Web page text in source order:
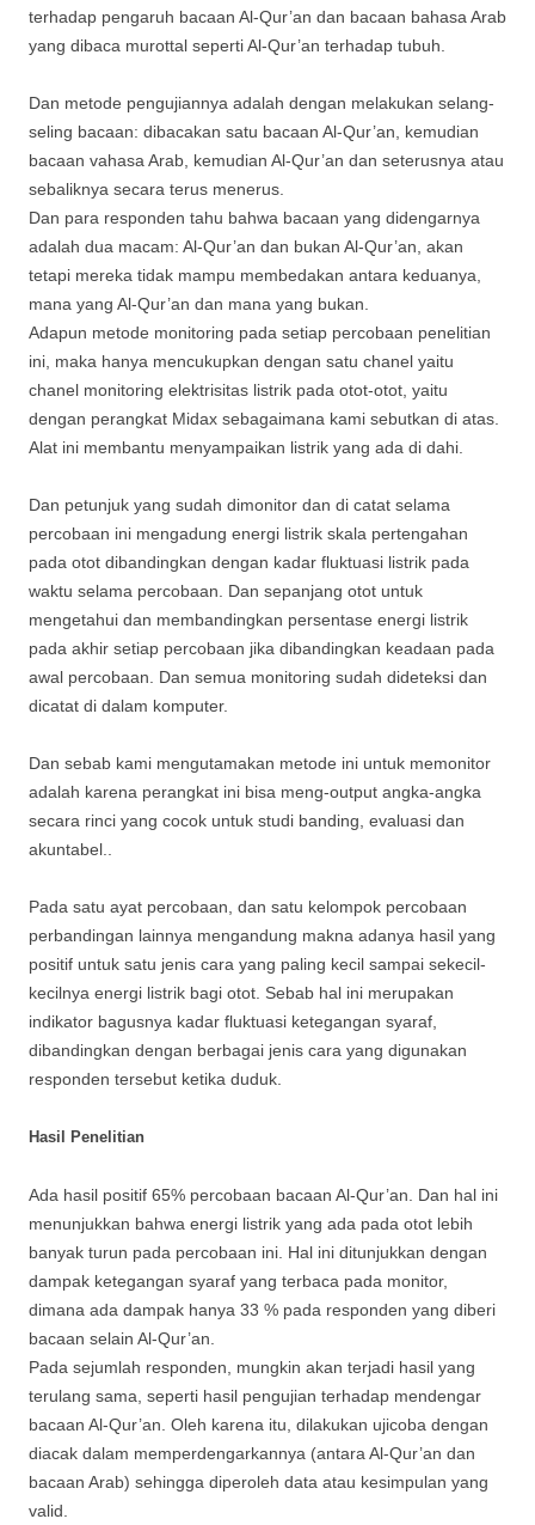
terhadap pengaruh bacaan Al-Qur’an dan bacaan bahasa Arab
yang dibaca murottal seperti Al-Qur’an terhadap tubuh.
Dan metode pengujiannya adalah dengan melakukan selang-
seling bacaan: dibacakan satu bacaan Al-Qur’an, kemudian
bacaan vahasa Arab, kemudian Al-Qur’an dan seterusnya atau
sebaliknya secara terus menerus.
Dan para responden tahu bahwa bacaan yang didengarnya
adalah dua macam: Al-Qur’an dan bukan Al-Qur’an, akan
tetapi mereka tidak mampu membedakan antara keduanya,
mana yang Al-Qur’an dan mana yang bukan.
Adapun metode monitoring pada setiap percobaan penelitian
ini, maka hanya mencukupkan dengan satu chanel yaitu
chanel monitoring elektrisitas listrik pada otot-otot, yaitu
dengan perangkat Midax sebagaimana kami sebutkan di atas.
Alat ini membantu menyampaikan listrik yang ada di dahi.
Dan petunjuk yang sudah dimonitor dan di catat selama
percobaan ini mengadung energi listrik skala pertengahan
pada otot dibandingkan dengan kadar fluktuasi listrik pada
waktu selama percobaan. Dan sepanjang otot untuk
mengetahui dan membandingkan persentase energi listrik
pada akhir setiap percobaan jika dibandingkan keadaan pada
awal percobaan. Dan semua monitoring sudah dideteksi dan
dicatat di dalam komputer.
Dan sebab kami mengutamakan metode ini untuk memonitor
adalah karena perangkat ini bisa meng-output angka-angka
secara rinci yang cocok untuk studi banding, evaluasi dan
akuntabel..
Pada satu ayat percobaan, dan satu kelompok percobaan
perbandingan lainnya mengandung makna adanya hasil yang
positif untuk satu jenis cara yang paling kecil sampai sekecil-
kecilnya energi listrik bagi otot. Sebab hal ini merupakan
indikator bagusnya kadar fluktuasi ketegangan syaraf,
dibandingkan dengan berbagai jenis cara yang digunakan
responden tersebut ketika duduk.
Hasil Penelitian
Ada hasil positif 65% percobaan bacaan Al-Qur’an. Dan hal ini
menunjukkan bahwa energi listrik yang ada pada otot lebih
banyak turun pada percobaan ini. Hal ini ditunjukkan dengan
dampak ketegangan syaraf yang terbaca pada monitor,
dimana ada dampak hanya 33 % pada responden yang diberi
bacaan selain Al-Qur’an.
Pada sejumlah responden, mungkin akan terjadi hasil yang
terulang sama, seperti hasil pengujian terhadap mendengar
bacaan Al-Qur’an. Oleh karena itu, dilakukan ujicoba dengan
diacak dalam memperdengarkannya (antara Al-Qur’an dan
bacaan Arab) sehingga diperoleh data atau kesimpulan yang
valid.